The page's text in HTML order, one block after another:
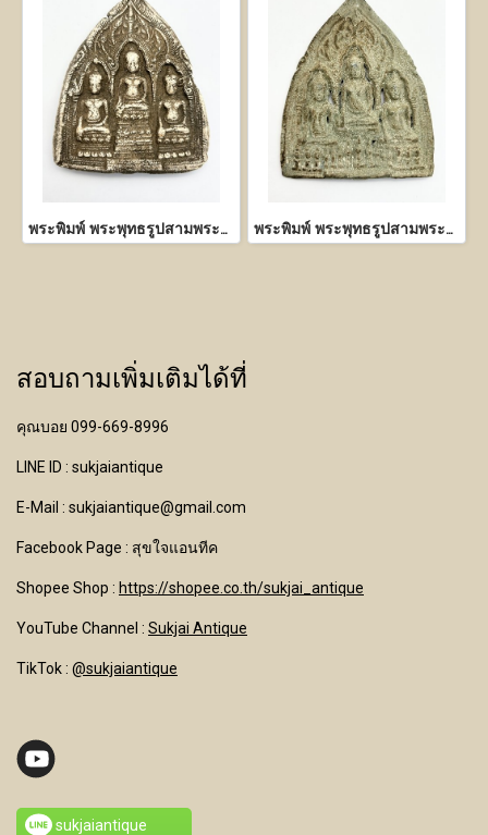
พระพิมพ์ พระพุทธรูปสามพระองค์ เนื้อผงพุทธคุณ พระพิมพ์ พระพุทธรูปสามพระองค์ เนื้อชิน
สอบถามเพิ่มเติมได้ที่
คุณบอย 099-669-8996
LINE ID : sukjaiantique
E-Mail : sukjaiantique@gmail.com
Facebook Page : สุขใจแอนทีค
Shopee Shop : https://shopee.co.th/sukjai_antique
YouTube Channel : Sukjai Antique
TikTok : @sukjaiantique
sukjaiantique